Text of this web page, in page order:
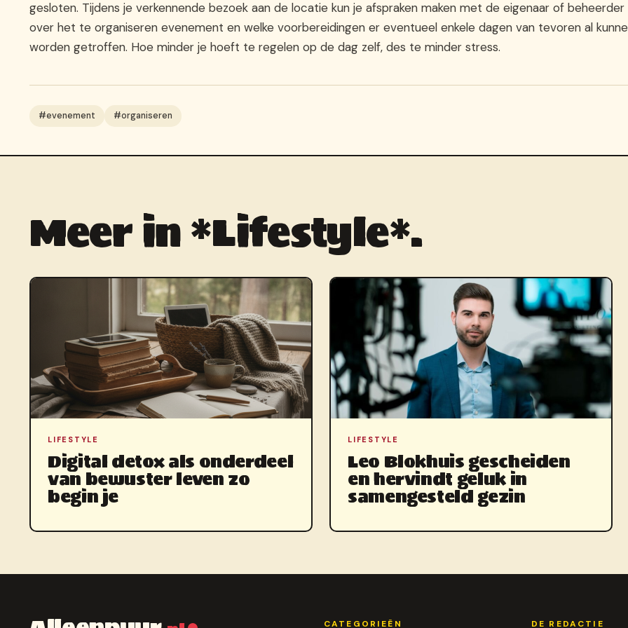
gesloten. Tijdens je verkennende bezoek aan de locatie kun je afspraken maken met de eigenaar of beheerder
over het te organiseren evenement en welke voorbereidingen er eventueel enkele dagen van tevoren al
worden getroffen. Hoe minder je hoeft te regelen op de dag zelf, des te minder stress.
#evenement #organiseren
Meer in *Lifestyle*.
LIFESTYLE
Digital detox als onderdeel
van bewuster leven zo
begin je
LIFESTYLE
Leo Blokhuis gescheiden
en hervindt geluk in
samengesteld gezin
CATEGORIEËN DE REDACTIE